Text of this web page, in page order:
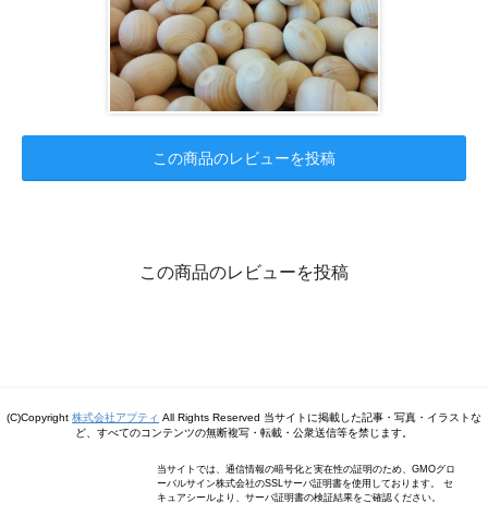
この商品のレビューを投稿
この商品のレビューを投稿
(C)Copyright 株式会社アプティ All Rights Reserved 当サイトに掲載した記事・写真・イラストな
ど、すべてのコンテンツの無断複写・転載・公衆送信等を禁じます。
当サイトでは、通信情報の暗号化と実在性の証明のため、GMOグロ
ーバルサイン株式会社のSSLサーバ証明書を使用しております。 セ
キュアシールより、サーバ証明書の検証結果をご確認ください。